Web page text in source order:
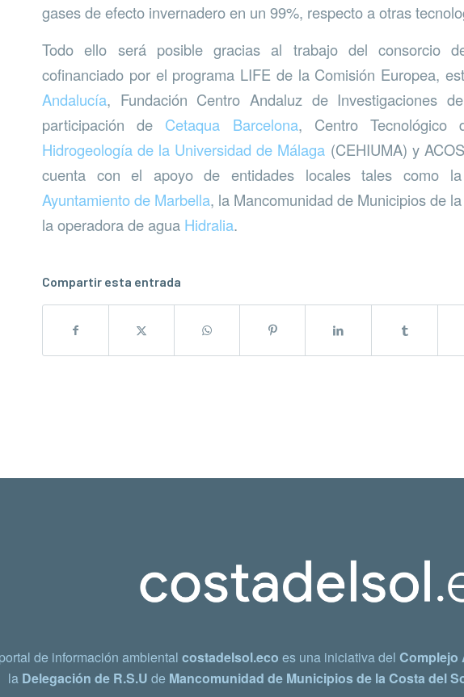
gases de efecto invernadero en un 99%, respecto a otras
Todo ello será posible gracias al trabajo del consorcio
cofinanciado por el programa LIFE de la Comisión Europea,
Andalucía, Fundación Centro Andaluz de Investigaciones
participación de Cetaqua Barcelona, Centro Tecnológico
Hidrogeología de la Universidad de Málaga (CEHIUMA) y
cuenta con el apoyo de entidades locales tales como
Ayuntamiento de Marbella, la Mancomunidad de Municipios de
la operadora de agua Hidralia.
Compartir esta entrada
de información ambiental costadelsol.eco es una iniciativa del Complejo
la Delegación de R.S.U de Mancomunidad de Municipios de la Costa del